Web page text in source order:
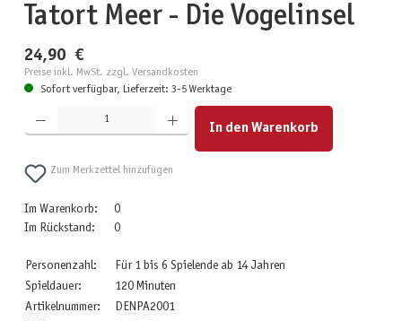
Tatort Meer - Die Vogelinsel
24,90 €
Preise inkl. MwSt. zzgl. Versandkosten
Sofort verfügbar, Lieferzeit: 3-5 Werktage
Produkt Anzahl: Gib den gewünschten Wert ein oder benutze die Schaltflächen um die Anzahl zu
In den Warenkorb
Zum Merkzettel hinzufügen
Im Warenkorb:
0
Im Rückstand:
0
Personenzahl:
Für 1 bis 6 Spielende ab 14 Jahren
Spieldauer:
120 Minuten
Artikelnummer:
DENPA2001